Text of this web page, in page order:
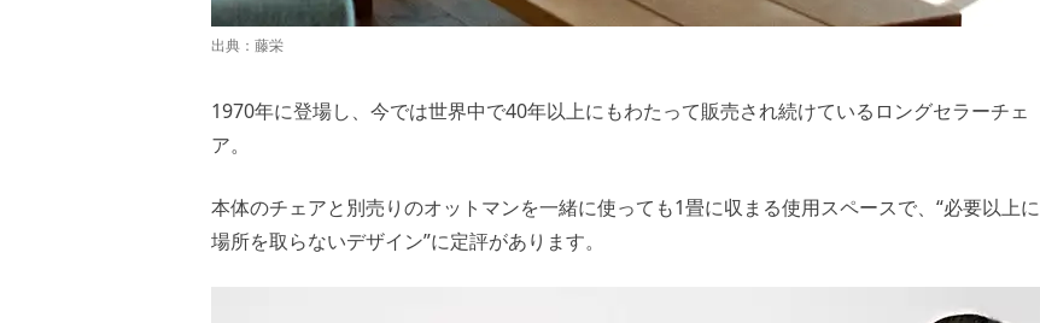
出典： 藤栄
1970年に登場し、今では世界中で40年以上にもわたって販売され続けているロングセラーチェ
ア。
本体のチェアと別売りのオットマンを一緒に使っても1畳に収まる使用スペースで、“必要以上に
場所を取らないデザイン”に定評があります。